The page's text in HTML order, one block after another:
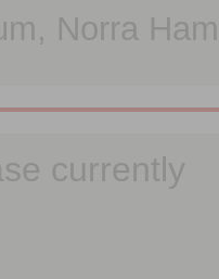
Norra
currently